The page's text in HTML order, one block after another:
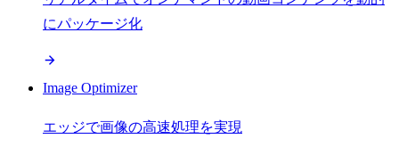
にパッケージ化
Image Optimizer
エッジで画像の高速処理を実現